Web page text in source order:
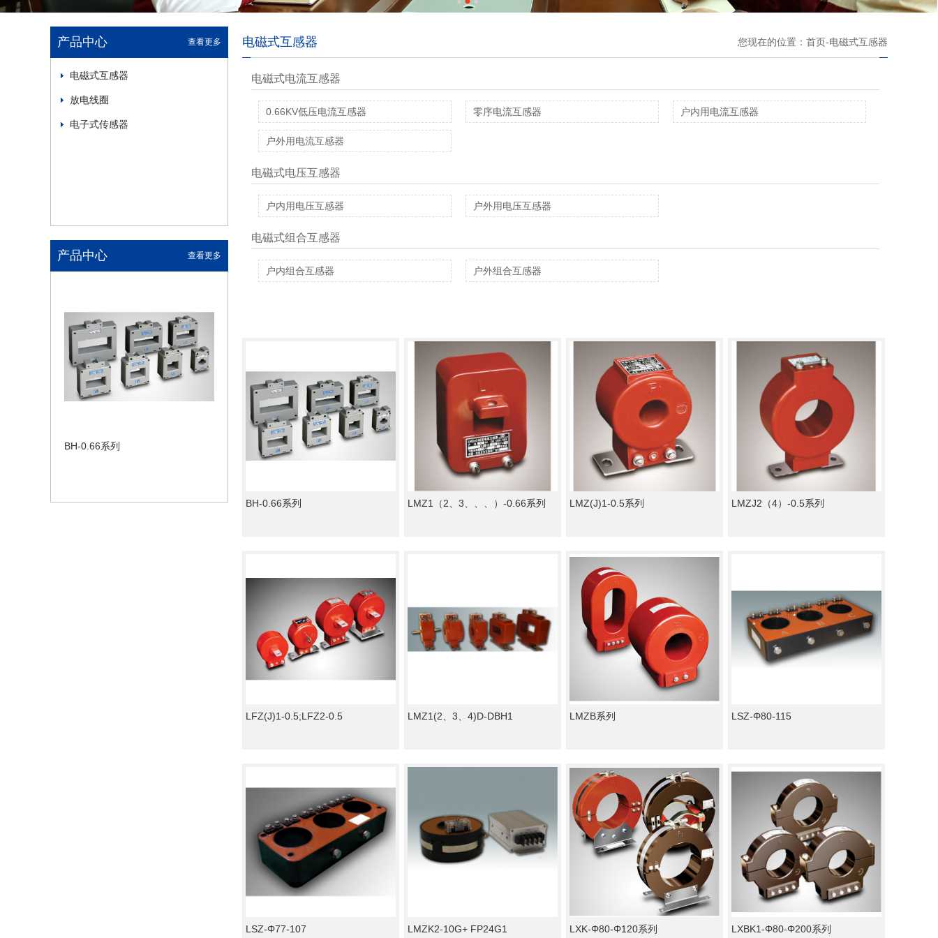
查看更多
产品中心
电磁式互感器
放电线圈
电子式传感器
查看更多
产品中心
BH-0.66系列
您现在的位置：首页-电磁式互感器
电磁式互感器
电磁式电流互感器
0.66KV低压电流互感器 零序电流互感器 户内用电流互感器
户外用电流互感器
电磁式电压互感器
户内用电压互感器 户外用电压互感器
电磁式组合互感器
户内组合互感器 户外组合互感器
BH-0.66系列 LMZ1（2、3、、、）-0.66系列 LMZ(J)1-0.5系列 LMZJ2（4）-0.5系列
LFZ(J)1-0.5;LFZ2-0.5 LMZ1(2、3、4)D-DBH1 LMZB系列 LSZ-Φ80-115
LSZ-Φ77-107 LMZK2-10G+ FP24G1 LXK-Φ80-Φ120系列 LXBK1-Φ80-Φ200系列